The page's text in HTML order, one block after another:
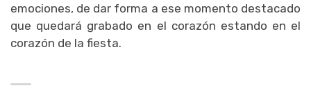
emociones, de dar forma a ese momento destacado
que quedará grabado en el corazón estando en el
corazón de la fiesta.